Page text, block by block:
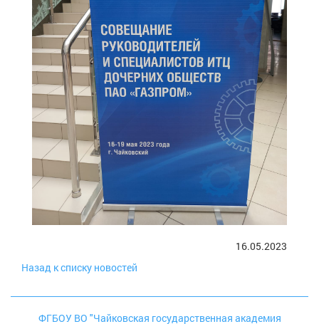
16.05.2023
Назад к списку новостей
ФГБОУ ВО "Чайковская государственная академия